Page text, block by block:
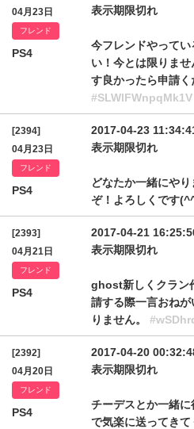
04月23日
フレンド
PS4
表示期限切れ
今フレンドやって
い！今とは限りま
す良かったら申請
#SLWlFWnpqMk1V
[2394]
04月23日
フレンド
PS4
2017-04-23
表示期限切れ
どなたか一緒にや
ぞ！よろしくです
[2393]
04月21日
フレンド
PS4
2017-04-21
表示期限切れ
ghost新しくクラン
請する際一言おね
りません。
[2392]
04月20日
フレンド
PS4
2017-04-20
表示期限切れ
チーデスとか一緒
で気楽に送ってき